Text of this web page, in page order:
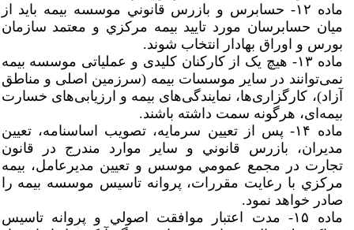
ماده ۱۲- حسابرس و بازرس قانوني موسسه بيمه بايد از
ميان حسابرسان مورد تاييد بيمه مركزي و معتمد سازمان
بورس و اوراق بهادار انتخاب شوند.
ماده ۱۳- هیچ یک از کارکنان کلیدی و عملیاتی موسسه بیمه
نمی‌توانند در سایر موسسات بیمه (سرزمین اصلی و مناطق
آزاد)، کارگزاری‌ها، نمایندگی‌های بیمه و ارزیابی‌های خسارت
بیمه‌ای، هرگونه سمت داشته باشند.
ماده ۱۴- پس از تعيين سرمايه، تصويب اساسنامه، تعيين
مديران، بازرس قانوني و ساير موارد مندرج در قانون
تجارت در مجمع عمومي موسس و تعيين مديرعامل، بيمه
مركزي با رعايت مقررات، پروانه تاسيس موسسه بيمه را
صادر خواهد نمود.
ماده ۱۵- مدت اعتبار موافقت اصولي و پروانه تاسيس